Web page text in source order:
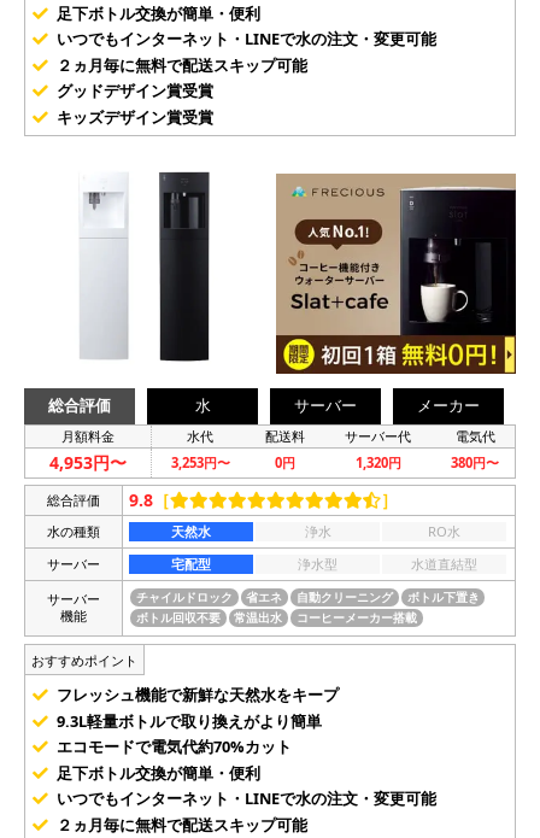
足下ボトル交換が簡単・便利
いつでもインターネット・LINEで水の注文・変更可能
２ヵ月毎に無料で配送スキップ可能
グッドデザイン賞受賞
キッズデザイン賞受賞
総合評価 水 サーバー メーカー
月額料金 水代 配送料 サーバー代 電気代
4,953円〜 3,253円〜 0円 1,320円 380円〜
総合評価 9.8 ［ ］
水の種類 天然水 浄水
RO水
サーバー
宅配型 浄水型
水道直結型
サーバー
機能
チャイルドロック 省エネ 自動クリーニング
ボトル下置き
ボトル回収不要
常温出水 コーヒーメーカー搭載
おすすめポイント
フレッシュ機能で新鮮な天然水をキープ
9.3L軽量ボトルで取り換えがより簡単
エコモードで電気代約70%カット
足下ボトル交換が簡単・便利
いつでもインターネット・LINEで水の注文・変更可能
２ヵ月毎に無料で配送スキップ可能